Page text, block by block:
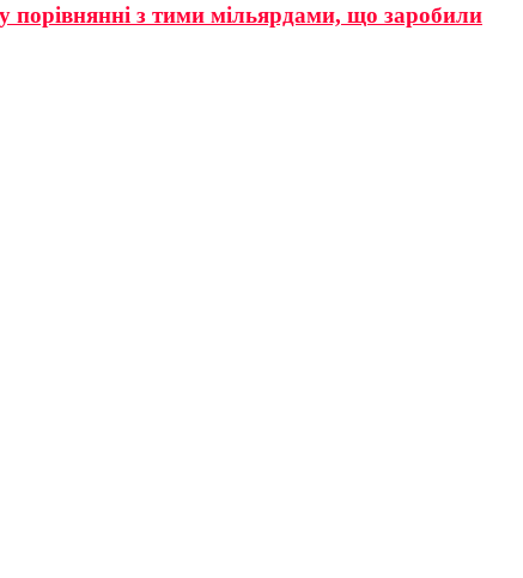
у порівнянні з тими мільярдами, що заробили